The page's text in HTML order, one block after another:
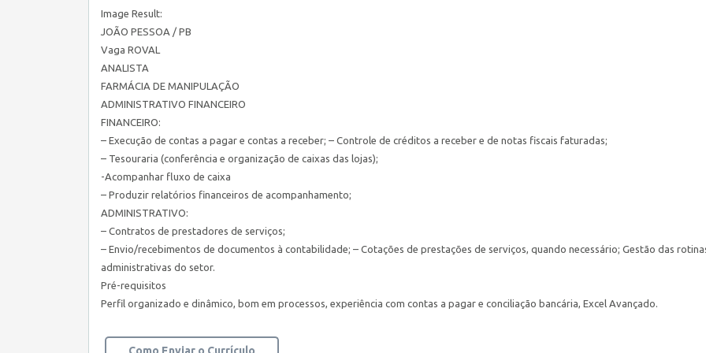
Image Result:
JOÃO PESSOA / PB
Vaga ROVAL
ANALISTA
FARMÁCIA DE MANIPULAÇÃO
ADMINISTRATIVO FINANCEIRO
FINANCEIRO:
– Execução de contas a pagar e contas a receber; – Controle de créditos a receber e de notas fiscais faturadas;
– Tesouraria (conferência e organização de caixas das lojas);
-Acompanhar fluxo de caixa
– Produzir relatórios financeiros de acompanhamento;
ADMINISTRATIVO:
– Contratos de prestadores de serviços;
– Envio/recebimentos de documentos à contabilidade; – Cotações de prestações de serviços, quando necessário; Gestão das
administrativas do setor.
Pré-requisitos
Perfil organizado e dinâmico, bom em processos, experiência com contas a pagar e conciliação bancária, Excel Avançado.